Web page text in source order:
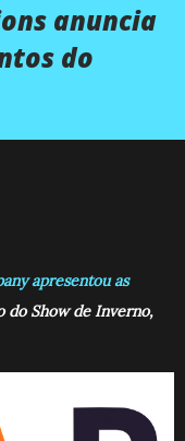
anuncia
do
apresentou as
do Show de Inverno,